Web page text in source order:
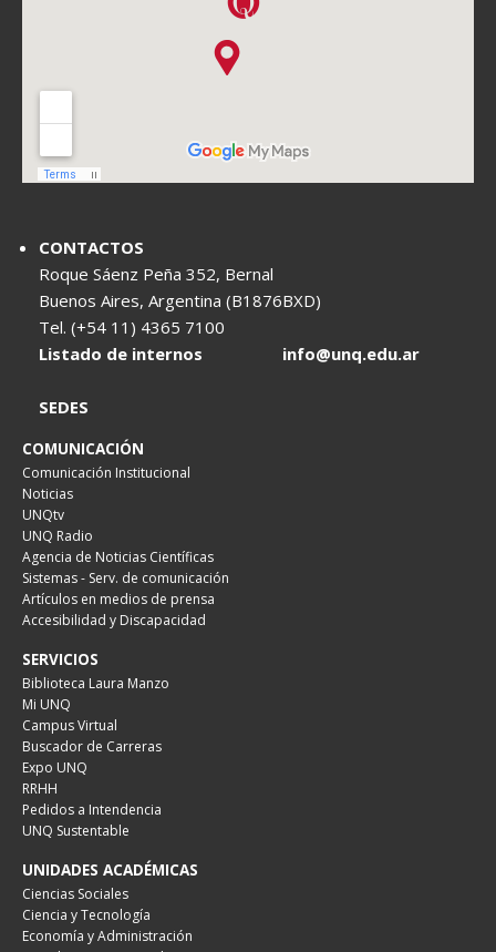
CONTACTOS
Roque Sáenz Peña 352, Bernal
Buenos Aires, Argentina (B1876BXD)
Tel. (+54 11) 4365 7100
Listado de internos
info@unq.edu.ar
SEDES
COMUNICACIÓN
Comunicación Institucional
Noticias
UNQtv
UNQ Radio
Agencia de Noticias Científicas
Sistemas - Serv. de comunicación
Artículos en medios de prensa
Accesibilidad y Discapacidad
SERVICIOS
Biblioteca Laura Manzo
Mi UNQ
Campus Virtual
Buscador de Carreras
Expo UNQ
RRHH
Pedidos a Intendencia
UNQ Sustentable
UNIDADES ACADÉMICAS
Ciencias Sociales
Ciencia y Tecnología
Economía y Administración